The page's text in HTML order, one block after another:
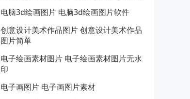
电脑3d绘画图片 电脑3d绘画图片软件
创意设计美术作品图片 创意设计美术作品
图片简单
电子绘画素材图片 电子绘画素材图片无水
印
电子画图片 电子画图片素材